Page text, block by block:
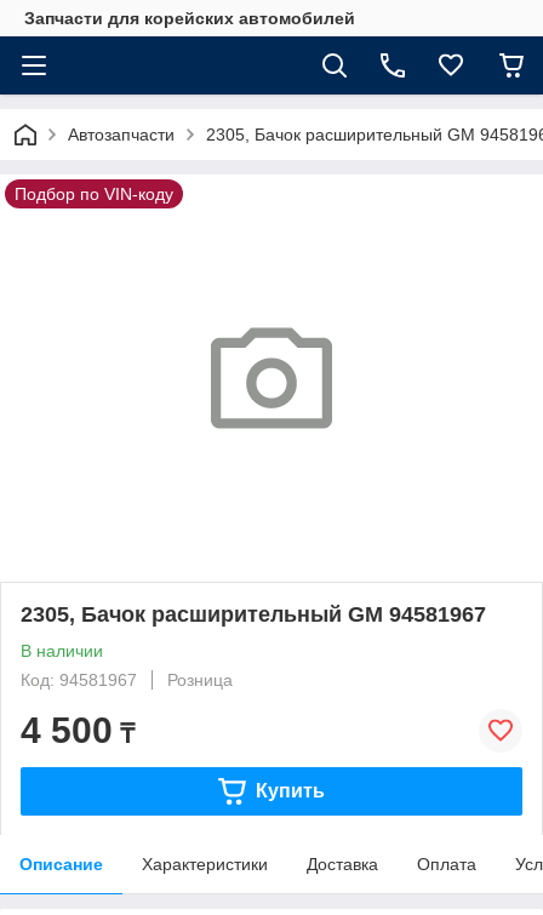
Запчасти для корейских автомобилей
Автозапчасти 2305, Бачок расширительный GM
Подбор по VIN-коду
2305, Бачок расширительный GM 94581967
В наличии
Код: 94581967
Розница
4 500 ₸
Купить
Описание Характеристики Доставка Оплата